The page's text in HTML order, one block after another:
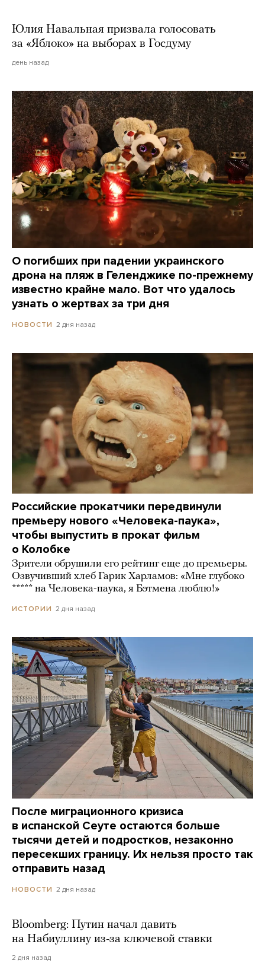
Юлия Навальная призвала голосовать
за «Яблоко» на выборах в Госдуму
день назад
О погибших при падении украинского
дрона на пляж в Геленджике по-прежнему
известно крайне мало. Вот что удалось
узнать о жертвах за три дня
НОВОСТИ 2 дня назад
Российские прокатчики передвинули
премьеру нового «Человека-паука»,
чтобы выпустить в прокат фильм
о Колобке
Зрители обрушили его рейтинг еще до премьеры.
Озвучивший хлеб Гарик Харламов: «Мне глубоко
***** на Человека-паука, я Бэтмена люблю!»
ИСТОРИИ 2 дня назад
После миграционного кризиса
в испанской Сеуте остаются больше
тысячи детей и подростков, незаконно
пересекших границу. Их нельзя просто так
отправить назад
НОВОСТИ 2 дня назад
Bloomberg: Путин начал давить
на Набиуллину из-за ключевой ставки
2 дня назад